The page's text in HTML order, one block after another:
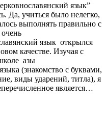
язык”
Да, учиться было нелегко,
выполнять правильно с
язык открылся
качестве. Изучая с
азы
(знакомство с буквами,
виды ударений, титла), я
является…